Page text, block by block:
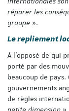
réparer les
groupe ».
Le repliement
À l’opposé de qui
porté par des
beaucoup de pays.
gouvernements
de règles